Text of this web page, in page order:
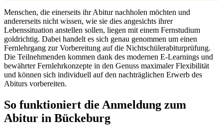
Menschen, die einerseits ihr Abitur nachholen möchten und
andererseits nicht wissen, wie sie dies angesichts ihrer
Lebenssituation anstellen sollen, liegen mit einem Fernstudium
goldrichtig. Dabei handelt es sich genau genommen um einen
Fernlehrgang zur Vorbereitung auf die Nichtschülerabiturprüfung.
Die Teilnehmenden kommen dank des modernen E-Learnings und
bewährter Fernlehrkonzepte in den Genuss maximaler Flexibilität
und können sich individuell auf den nachträglichen Erwerb des
Abiturs vorbereiten.
So funktioniert die Anmeldung zum
Abitur in Bückeburg